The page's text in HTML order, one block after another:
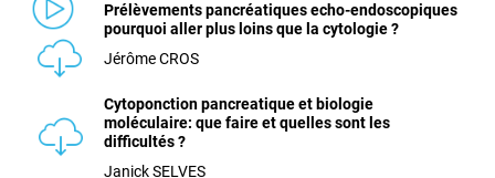
Prélèvements pancréatiques echo-endoscopiques
pourquoi aller plus loins que la cytologie ?
Jérôme CROS
Cytoponction pancreatique et biologie
moléculaire: que faire et quelles sont les
difficultés ?
Janick SELVES